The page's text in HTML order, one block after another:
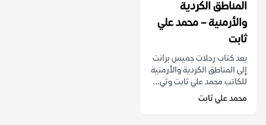
المناطق الكردية
والأرمنية – محمد علي
ثابت
يعد كتاب رحلات جميس برانت
إلى المناطق الكردية والأرمنية
للكاتب محمد علي ثابت وثي...
محمد علي ثابت